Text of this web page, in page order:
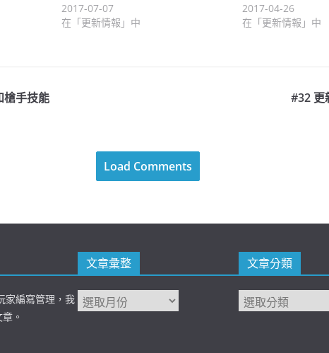
2017-07-07
在「更新情報」中
2017-04-26
在「更新情報」中
槍手技能 #32 更
Load Comments
家編寫管理，我
。
文章彙整 文章分類